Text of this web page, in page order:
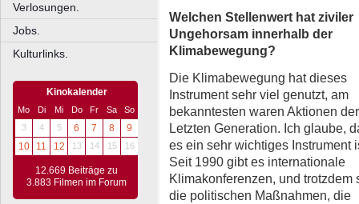
Verlosungen.
Jobs.
Kulturlinks.
Kinokalender
Mo Di Mi Do Fr Sa
So
3
4 5 6 7 8
9
10
11 12 13 14 15 16
12.669 Beiträge zu
3.883 Filmen im Forum
Welchen Stellenwert hat ziviler
Ungehorsam innerhalb der
Klimabewegung?
Die Klimabewegung hat dieses
Instrument sehr viel genutzt, am
bekanntesten waren Aktionen der
Letzten Generation. Ich glaube,
es ein sehr wichtiges Instrument
Seit 1990 gibt es internationale
Klimakonferenzen, und trotzdem
die politischen Maßnahmen, die